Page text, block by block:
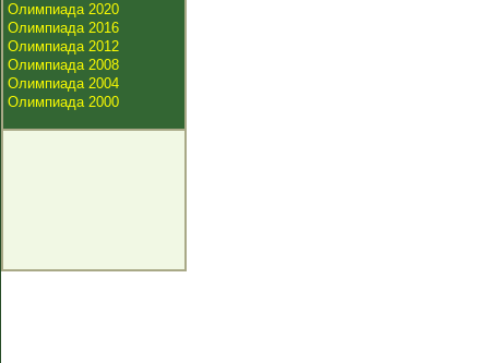
Олимпиада 2020
Олимпиада 2016
Олимпиада 2012
Олимпиада 2008
Олимпиада 2004
Олимпиада 2000